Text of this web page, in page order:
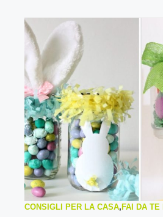
CONSIGLI PER LA CASA,FAI DA TE